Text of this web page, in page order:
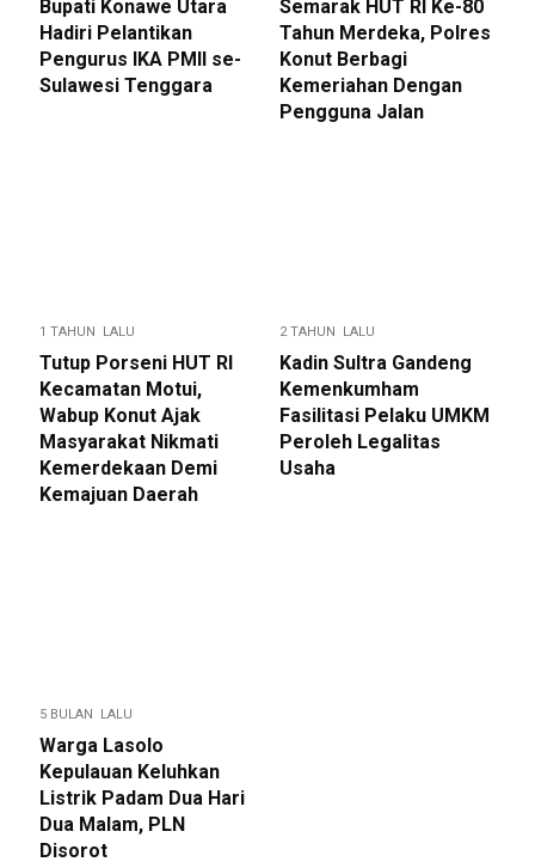
Bupati Konawe Utara
Hadiri Pelantikan
Pengurus IKA PMII se-
Sulawesi Tenggara
Semarak HUT RI Ke-80
Tahun Merdeka, Polres
Konut Berbagi
Kemeriahan Dengan
Pengguna Jalan
1 TAHUN LALU
Tutup Porseni HUT RI
Kecamatan Motui,
Wabup Konut Ajak
Masyarakat Nikmati
Kemerdekaan Demi
Kemajuan Daerah
2 TAHUN LALU
Kadin Sultra Gandeng
Kemenkumham
Fasilitasi Pelaku UMKM
Peroleh Legalitas
Usaha
5 BULAN LALU
Warga Lasolo
Kepulauan Keluhkan
Listrik Padam Dua Hari
Dua Malam, PLN
Disorot